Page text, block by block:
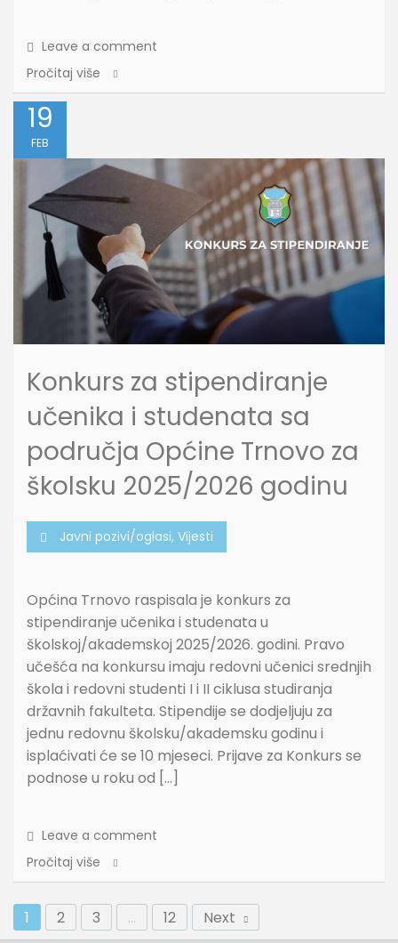
Leave a comment
Pročitaj više
19
FEB
Konkurs za stipendiranje
učenika i studenata sa
područja Općine Trnovo za
školsku 2025/2026 godinu
Javni pozivi/oglasi, Vijesti
Općina Trnovo raspisala je konkurs za
stipendiranje učenika i studenata u
školskoj/akademskoj 2025/2026. godini. Pravo
učešća na konkursu imaju redovni učenici srednjih
škola i redovni studenti I i II ciklusa studiranja
državnih fakulteta. Stipendije se dodjeljuju za
jednu redovnu školsku/akademsku godinu i
isplaćivati će se 10 mjeseci. Prijave za Konkurs se
podnose u roku od […]
Leave a comment
Pročitaj više
1 2 3 … 12 Next